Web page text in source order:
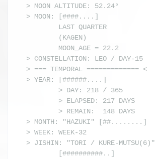
> MOON ALTITUDE: 52.24°
> MOON: [####....]
> CONSTELLATION: LEO / DAY-15
> === TEMPORAL ============= <
> YEAR: [######....]
> MONTH: "HAZUKI" [##........]
> WEEK: WEEK-32
> JISHIN: "TORI / KURE-MUTSU(6)"